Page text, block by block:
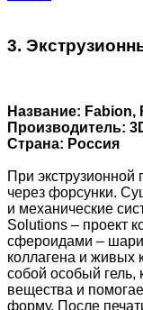
3.
Название: Fabion,
Производитель:
Страна: Россия
При
через форсунки.
и механические
Solutions – проект
сфероидами –
коллагена и живых
собой особый гель,
вещества и
форму. После